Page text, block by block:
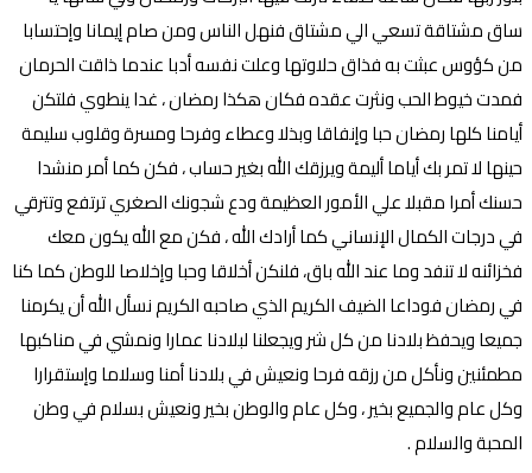
ساق مشتاقة تسعي الي مشتاق فنهل الناس ومن صام إيمانا وإحتسابا
من كؤوس عبثت به فذاق حلاوتها وعلت نفسه أدبا عندما ذاقت الحرمان
فمدت خيوط الحب ونثرت عقده فكان هكذا رمضان ، غدا ينطوي فلتكن
أيامنا كلها رمضان حبا وإنفاقا وبذلا وعطاء وفرحا ومسرة وقلوب سليمة
حينها لا تمر بك أياما أليمة ويرزقك الله بغير حساب ، فكن كما أمر منشدا
حسنك أمرا مقبلا علي الأمور العظيمة ودع شجونك الصغري ترتفع وتترقي
في درجات الكمال الإنساني كما أرادك الله ، فكن مع الله يكون معك
فخزائنه لا تنفد وما عند الله باق، فلنكن أخلاقا وحبا وإخلاصا للوطن كما كنا
في رمضان فوداعا الضيف الكريم الذي صاحبه الكريم نسأل الله أن يكرمنا
جميعا ويحفظ بلادنا من كل شر ويجعلنا لبلادنا عمارا ونمشي في مناكبها
مطمئنين ونأكل من رزقه فرحا ونعيش في بلادنا أمنا وسلاما وإستقرارا
وكل عام والجميع بخير ، وكل عام والوطن بخير ونعيش بسلام في وطن
المحبة والسلام .